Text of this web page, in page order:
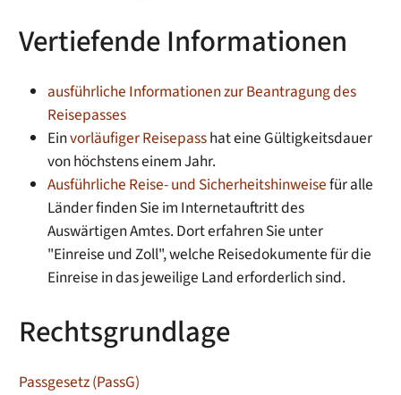
Vertiefende Informationen
ausführliche Informationen zur Beantragung des
Reisepasses
Einvorläufiger Reisepasshat eine Gültigkeitsdauer
von höchstens einem Jahr.
Ausführliche Reise- und Sicherheitshinweisefür alle
Länder finden Sie im Internetauftritt des
Auswärtigen Amtes. Dort erfahren Sie unter
"Einreise und Zoll", welche Reisedokumente für die
Einreise in das jeweilige Land erforderlich sind.
Rechtsgrundlage
Passgesetz (PassG)